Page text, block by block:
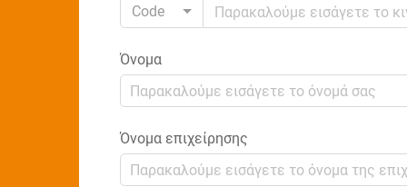
Code
Όνομα
Όνομα επιχείρησης